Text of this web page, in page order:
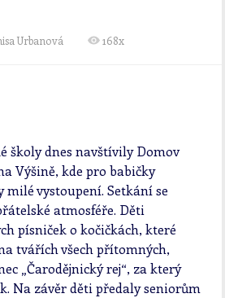
Urbanová 168x
školy dnes navštívily Domov
Výšině, kde pro babičky
milé vystoupení. Setkání se
atmosféře. Děti
písniček o kočičkách, které
tvářích všech přítomných,
„Čarodějnický rej“, za který
Na závěr děti předaly seniorům